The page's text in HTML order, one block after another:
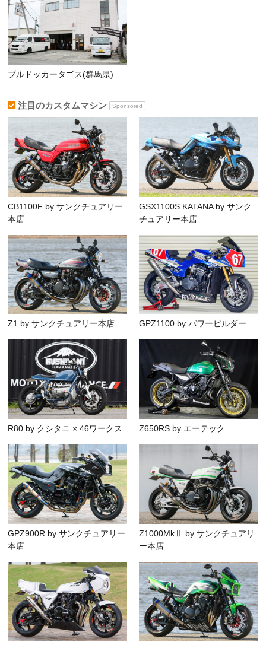
ブルドッカータゴス(群馬県)
注目のカスタムマシン Sponsored
CB1100F by サンクチュアリー
本店
GSX1100S KATANA by サンク
チュアリー本店
Z1 by サンクチュアリー本店 GPZ1100 by パワービルダー
R80 by クシタニ × 46ワークス Z650RS by エーテック
GPZ900R by サンクチュアリー
本店
Z1000MkⅡ by サンクチュアリ
ー本店